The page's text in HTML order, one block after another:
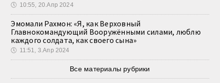
🕔 10:55, 20.Апр 2024
Эмомали Рахмон: «Я, как Верховный
Главнокомандующий Вооружёнными силами, люблю
каждого солдата, как своего сына»
🕔 11:51, 3.Апр 2024
Все материалы рубрики